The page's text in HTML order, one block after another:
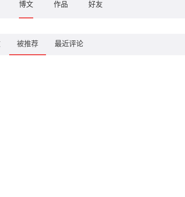
博文 作品 好友
被推荐 最近评论